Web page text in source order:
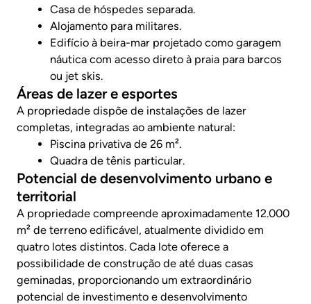
Casa de hóspedes separada.
Alojamento para militares.
Edifício à beira-mar projetado como garagem
náutica com acesso direto à praia para barcos
ou jet skis.
Áreas de lazer e esportes
A propriedade dispõe de instalações de lazer
completas, integradas ao ambiente natural:
Piscina privativa de 26 m².
Quadra de tênis particular.
Potencial de desenvolvimento urbano e
territorial
A propriedade compreende aproximadamente 12.000
m² de terreno edificável, atualmente dividido em
quatro lotes distintos. Cada lote oferece a
possibilidade de construção de até duas casas
geminadas, proporcionando um extraordinário
potencial de investimento e desenvolvimento